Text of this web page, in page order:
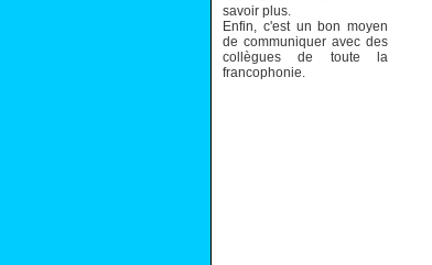
savoir plus.
Enfin, c'est un bon moyen
de communiquer avec des
collègues de toute la
francophonie.